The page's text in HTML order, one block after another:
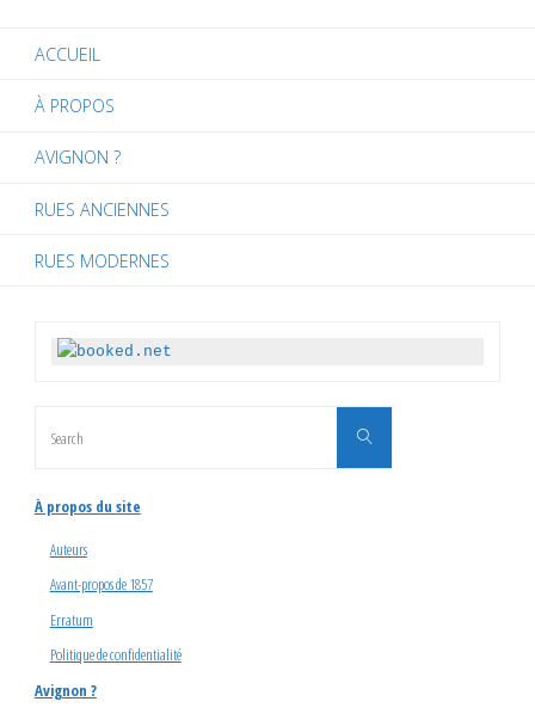
ACCUEIL
À PROPOS
AVIGNON ?
RUES ANCIENNES
RUES MODERNES
Search
À propos du site
Auteurs
Avant-propos de 1857
Erratum
Politique de confidentialité
Avignon ?